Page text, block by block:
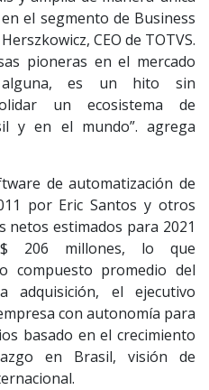
el segmento de Business
CEO de TOTVS.
pioneras en el mercado
alguna, es un hito sin
un ecosistema de
y en el mundo”. agrega
de automatización de
por Eric Santos y otros
netos estimados para 2021
206 millones, lo que
compuesto promedio del
adquisición, el ejecutivo
con autonomía para
basado en el crecimiento
en Brasil, visión de